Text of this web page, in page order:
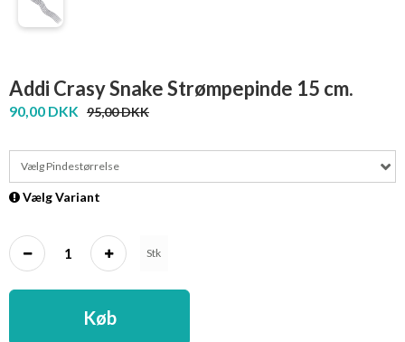
Addi Crasy Snake Strømpepinde 15 cm.
90,00 DKK 95,00 DKK
Vælg Pindestørrelse
Vælg Variant
Stk
Køb